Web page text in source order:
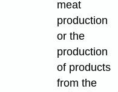
meat
production
or the
production
of products
from the